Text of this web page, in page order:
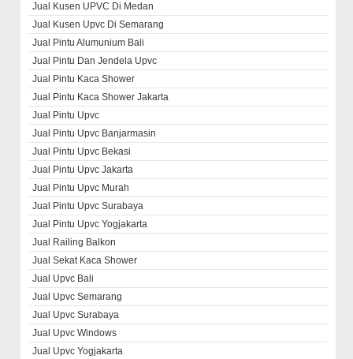
Jual Kusen UPVC Di Medan
Jual Kusen Upvc Di Semarang
Jual Pintu Alumunium Bali
Jual Pintu Dan Jendela Upvc
Jual Pintu Kaca Shower
Jual Pintu Kaca Shower Jakarta
Jual Pintu Upvc
Jual Pintu Upvc Banjarmasin
Jual Pintu Upvc Bekasi
Jual Pintu Upvc Jakarta
Jual Pintu Upvc Murah
Jual Pintu Upvc Surabaya
Jual Pintu Upvc Yogjakarta
Jual Railing Balkon
Jual Sekat Kaca Shower
Jual Upvc Bali
Jual Upvc Semarang
Jual Upvc Surabaya
Jual Upvc Windows
Jual Upvc Yogjakarta